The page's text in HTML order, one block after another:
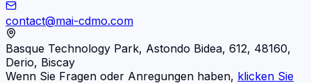
contact@mai-cdmo.com
Basque Technology Park, Astondo Bidea, 612, 48160,
Derio, Biscay
Wenn Sie Fragen oder Anregungen haben, klicken Sie